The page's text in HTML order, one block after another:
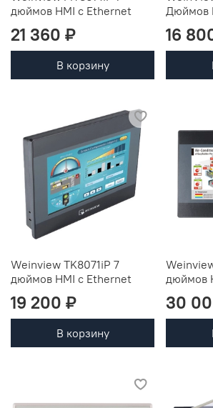
дюймов HMI с Ethernet
21 360 ₽
В корзину
Дюймов
16
Weinview TK8071iP 7
дюймов HMI с Ethernet
19 200 ₽
В корзину
дюймов
30